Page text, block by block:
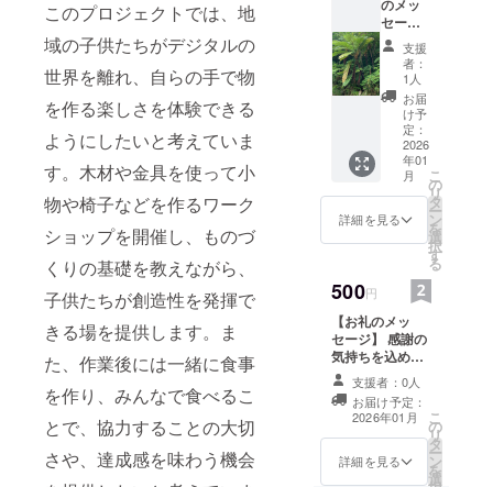
このプロジェクトでは、地
域の子供たちがデジタルの
世界を離れ、自らの手で物
を作る楽しさを体験できる
ようにしたいと考えていま
す。木材や金具を使って小
物や椅子などを作るワーク
ショップを開催し、ものづ
くりの基礎を教えながら、
子供たちが創造性を発揮で
きる場を提供します。ま
た、作業後には一緒に食事
を作り、みんなで食べるこ
とで、協力することの大切
さや、達成感を味わう機会
のメッ
セー
ジ】 手
紙等文
章にて
お礼さ
せて頂
きたい
と思い
ます。
支援
者：
1人
お届
け予
定：
2026
年01
月
詳細を見る
こ
の
リ
タ
ー
ン
を
選
択
す
る
500円
【お礼のメッ
セージ】 感謝の
気持ちを込め
て、お礼のメッ
セージをお送り
します。
支援者：0人
お届け予定：
2026年01月
詳細を見る
こ
の
リ
タ
ー
ン
を
選